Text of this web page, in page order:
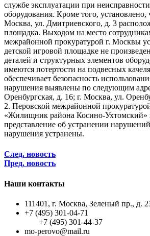
службе эксплуатации при
оборудования. Кроме того, установлено,
Москва, ул. Дмитриевского, д. 3
площадка. Выходом на место
межрайонной прокуратурой г. Москвы
детской игровой площадке не
деталей и структурных элементов
имеются потертости на подвесных
обеспечивает безопасность
нарушения выявлены по следующим
Оренбургская, д. 16; г. Москва, ул.
2. Перовской межрайонной
«Жилищник района Косино-Ухтомский»
представление об устранении
нарушения устранены.
След. новость
Пред. новость
Наши контакты
111401, г. Москва, Зеленый пр., д.
+7 (495) 301-04-71
+7 (495) 301-44-37
mo-perovo@mail.ru